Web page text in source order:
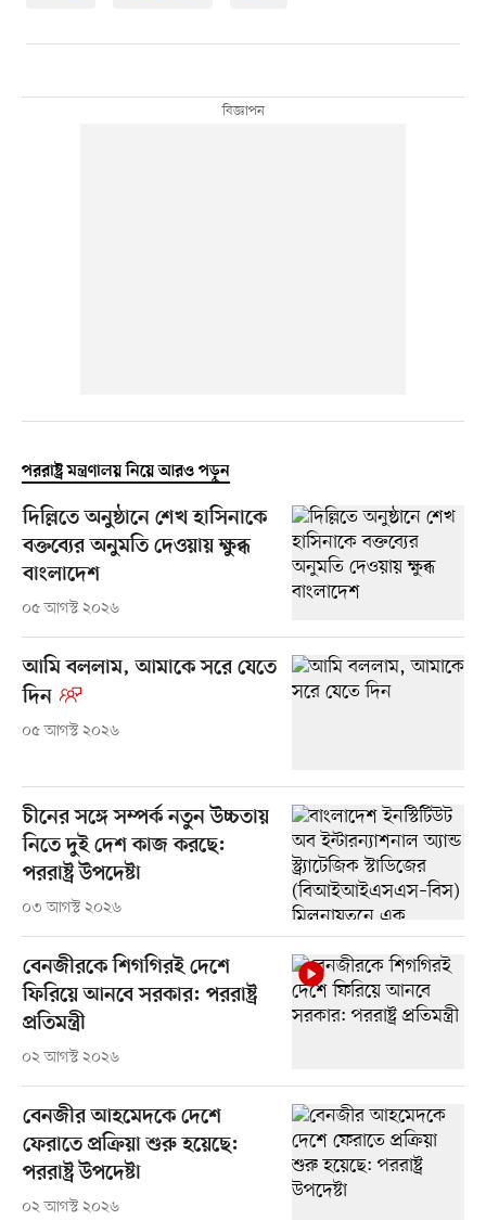
পররাষ্ট্র মন্ত্রণালয় নিয়ে আরও পড়ুন
দিল্লিতে অনুষ্ঠানে শেখ হাসিনাকে
বক্তব্যের অনুমতি দেওয়ায় ক্ষুব্ধ
বাংলাদেশ
০৫ আগস্ট ২০২৬
আমি বললাম, আমাকে সরে যেতে
দিন
০৫ আগস্ট ২০২৬
চীনের সঙ্গে সম্পর্ক নতুন উচ্চতায়
নিতে দুই দেশ কাজ করছে:
পররাষ্ট্র উপদেষ্টা
০৩ আগস্ট ২০২৬
বেনজীরকে শিগগিরই দেশে
ফিরিয়ে আনবে সরকার: পররাষ্ট্র
প্রতিমন্ত্রী
০২ আগস্ট ২০২৬
বেনজীর আহমেদকে দেশে
ফেরাতে প্রক্রিয়া শুরু হয়েছে:
পররাষ্ট্র উপদেষ্টা
০২ আগস্ট ২০২৬